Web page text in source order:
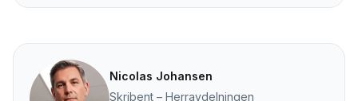
Nicolas Johansen
Skribent – Herravdelningen